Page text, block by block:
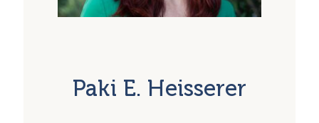
Paki E. Heisserer